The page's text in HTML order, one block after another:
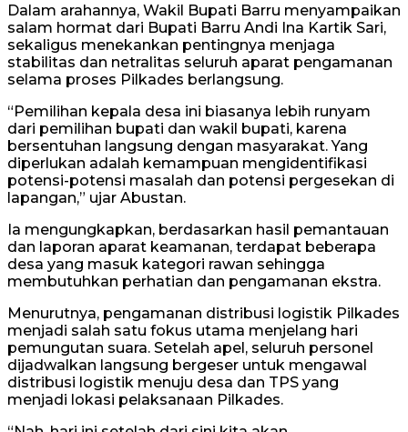
Dalam arahannya, Wakil Bupati Barru menyampaikan
salam hormat dari Bupati Barru Andi Ina Kartik Sari,
sekaligus menekankan pentingnya menjaga
stabilitas dan netralitas seluruh aparat pengamanan
selama proses Pilkades berlangsung.
“Pemilihan kepala desa ini biasanya lebih runyam
dari pemilihan bupati dan wakil bupati, karena
bersentuhan langsung dengan masyarakat. Yang
diperlukan adalah kemampuan mengidentifikasi
potensi-potensi masalah dan potensi pergesekan di
lapangan,” ujar Abustan.
Ia mengungkapkan, berdasarkan hasil pemantauan
dan laporan aparat keamanan, terdapat beberapa
desa yang masuk kategori rawan sehingga
membutuhkan perhatian dan pengamanan ekstra.
Menurutnya, pengamanan distribusi logistik Pilkades
menjadi salah satu fokus utama menjelang hari
pemungutan suara. Setelah apel, seluruh personel
dijadwalkan langsung bergeser untuk mengawal
distribusi logistik menuju desa dan TPS yang
menjadi lokasi pelaksanaan Pilkades.